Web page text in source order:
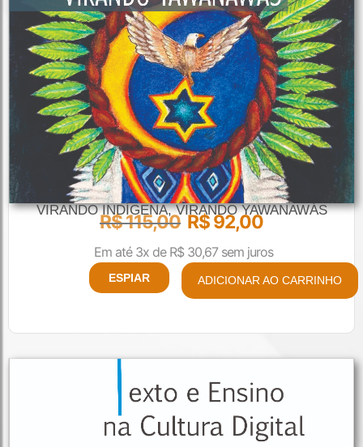
VIRANDO INDÍGENA, VIRANDO YAWANAWÁS
R$115,00 R$92,00
Em até 3x de R$30,67sem juros
ESPIAR ADICIONAR AO CARRINHO